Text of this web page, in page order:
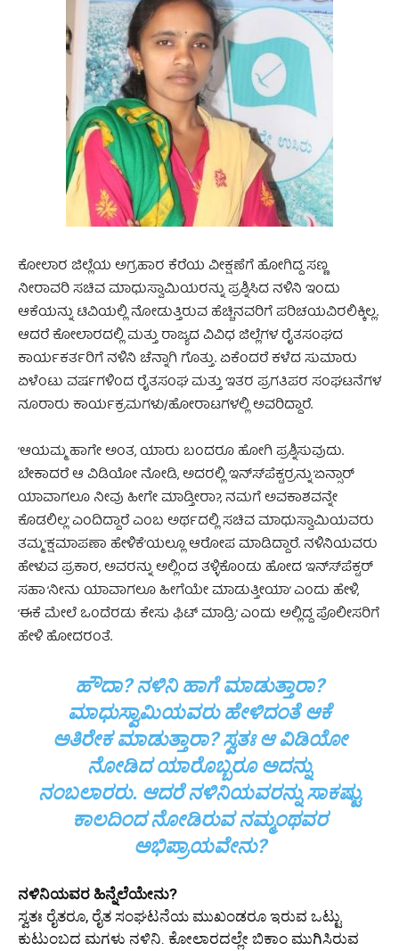
ಕೋಲಾರ ಜಿಲ್ಲೆಯ ಅಗ್ರಹಾರ ಕೆರೆಯ ವೀಕ್ಷಣೆಗೆ ಹೋಗಿದ್ದ ಸಣ್ಣ
ನೀರಾವರಿ ಸಚಿವ ಮಾಧುಸ್ವಾಮಿಯರನ್ನು ಪ್ರಶ್ನಿಸಿದ ನಳಿನಿ ಇಂದು
ಆಕೆಯನ್ನು ಟಿವಿಯಲ್ಲಿ ನೋಡುತ್ತಿರುವ ಹೆಚ್ಚಿನವರಿಗೆ ಪರಿಚಯವಿರಲಿಕ್ಕಿಲ್ಲ.
ಆದರೆ ಕೋಲಾರದಲ್ಲಿ ಮತ್ತು ರಾಜ್ಯದ ವಿವಿಧ ಜಿಲ್ಲೆಗಳ ರೈತಸಂಘದ
ಕಾರ್ಯಕರ್ತರಿಗೆ ನಳಿನಿ ಚೆನ್ನಾಗಿ ಗೊತ್ತು. ಏಕೆಂದರೆ ಕಳೆದ ಸುಮಾರು
ಏಳೆಂಟು ವರ್ಷಗಳಿಂದ ರೈತಸಂಘ ಮತ್ತು ಇತರ ಪ್ರಗತಿಪರ ಸಂಘಟನೆಗಳ
ನೂರಾರು ಕಾರ್ಯಕ್ರಮಗಳು/ಹೋರಾಟಗಳಲ್ಲಿ ಅವರಿದ್ದಾರೆ.
‘ಆಯಮ್ಮ ಹಾಗೇ ಅಂತ, ಯಾರು ಬಂದರೂ ಹೋಗಿ ಪ್ರಶ್ನಿಸುವುದು.
ಬೇಕಾದರೆ ಆ ವಿಡಿಯೋ ನೋಡಿ, ಅದರಲ್ಲಿ ಇನ್ಸ್‍ಪೆಕ್ಟರ್‍ರನ್ನು ‘ಏನ್ಸಾರ್
ಯಾವಾಗಲೂ ನೀವು ಹೀಗೇ ಮಾಡ್ತೀರಾ?, ನಮಗೆ ಅವಕಾಶವನ್ನೇ
ಕೊಡಲಿಲ್ಲ’ ಎಂದಿದ್ದಾರೆ ಎಂಬ ಅರ್ಥದಲ್ಲಿ ಸಚಿವ ಮಾಧುಸ್ವಾಮಿಯವರು
ತಮ್ಮ ‘ಕ್ಷಮಾಪಣಾ ಹೇಳಿಕೆ’ಯಲ್ಲೂ ಆರೋಪ ಮಾಡಿದ್ದಾರೆ. ನಳಿನಿಯವರು
ಹೇಳುವ ಪ್ರಕಾರ, ಅವರನ್ನು ಅಲ್ಲಿಂದ ತಳ್ಳಿಕೊಂಡು ಹೋದ ಇನ್ಸ್‍ಪೆಕ್ಟರ್
ಸಹಾ ‘ನೀನು ಯಾವಾಗಲೂ ಹೀಗೆಯೇ ಮಾಡುತ್ತೀಯಾ’ ಎಂದು ಹೇಳಿ,
‘ಈಕೆ ಮೇಲೆ ಒಂದೆರಡು ಕೇಸು ಫಿಟ್ ಮಾಡ್ರಿ’ ಎಂದು ಅಲ್ಲಿದ್ದ ಪೊಲೀಸರಿಗೆ
ಹೇಳಿ ಹೋದರಂತೆ.
ಹೌದಾ? ನಳಿನಿ ಹಾಗೆ ಮಾಡುತ್ತಾರಾ?
ಮಾಧುಸ್ವಾಮಿಯವರು ಹೇಳಿದಂತೆ ಆಕೆ
ಅತಿರೇಕ ಮಾಡುತ್ತಾರಾ? ಸ್ವತಃ ಆ ವಿಡಿಯೋ
ನೋಡಿದ ಯಾರೊಬ್ಬರೂ ಅದನ್ನು
ನಂಬಲಾರರು. ಆದರೆ ನಳಿನಿಯವರನ್ನು ಸಾಕಷ್ಟು
ಕಾಲದಿಂದ ನೋಡಿರುವ ನಮ್ಮಂಥವರ
ಅಭಿಪ್ರಾಯವೇನು?
ನಳಿನಿಯವರ ಹಿನ್ನೆಲೆಯೇನು?
ಸ್ವತಃ ರೈತರೂ, ರೈತ ಸಂಘಟನೆಯ ಮುಖಂಡರೂ ಇರುವ ಒಟ್ಟು
ಕುಟುಂಬದ ಮಗಳು ನಳಿನಿ. ಕೋಲಾರದಲ್ಲೇ ಬಿಕಾಂ ಮುಗಿಸಿರುವ